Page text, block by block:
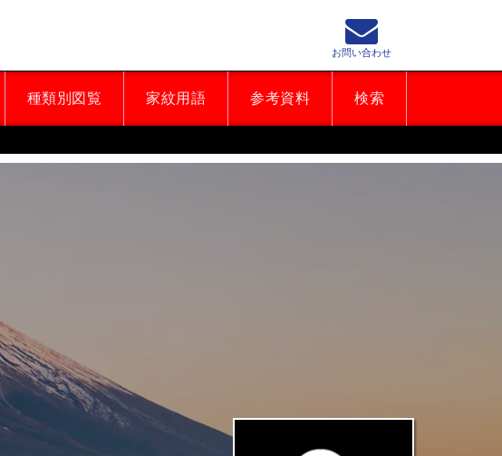
種類別図覧 家紋用語 参考資料 検索
お問い合わせ